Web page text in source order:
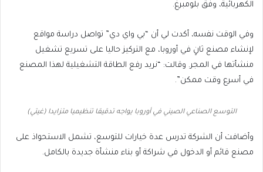
الكهربائية، وفق بلومبرغ.
وفي الوقت نفسه، أكدت لي أن “بي واي دي” تواصل دراسة مواقع
لإنشاء مصنع ثانٍ في أوروبا، مع التركيز حاليا على تسريع تشغيل
منشأتها في المجر. وقالت: “نريد رفع الطاقة التشغيلية لهذا المصنع
في أسرع وقت ممكن”.
التوسع الصناعي الصيني في أوروبا يواجه تدقيقا تنظيميا متزايدا (غيتي)
وأضافت أن الشركة تدرس عدة خيارات للتوسع، تشمل الاستحواذ على
مصنع قائم أو الدخول في شراكة أو بناء منشأة جديدة بالكامل.